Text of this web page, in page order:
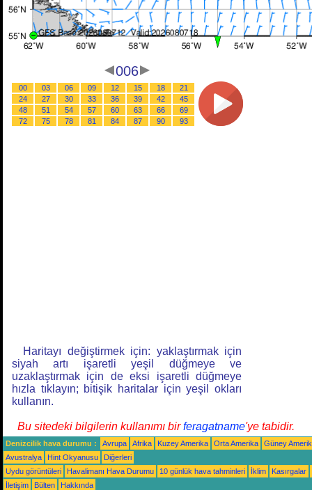
006
00 03 06 09 12 15 18
21
24
27 30 33 36 39 42
45
48
51 54 57 60 63 66
69
72
75 78 81 84 87 90 93
Haritayı değiştirmek için: yaklaştırmak için
siyah artı işaretli yeşil düğmeye ve
uzaklaştırmak için de eksi işaretli düğmeye
hızla tıklayın; bitişik haritalar için yeşil okları
kullanın.
Bu sitedeki bilgilerin kullanımı birferagatname'ye tabidir.
Denizcilik hava durumu : Avrupa Afrika Kuzey Amerika Orta Amerika
Güney
Avustralya
Hint Okyanusu
Diğerleri
Uydu görüntüleri
Havalimanı Hava Durumu 10 günlük hava tahminleri İklim
Kasırgalar
İletişim
Bülten Hakkında